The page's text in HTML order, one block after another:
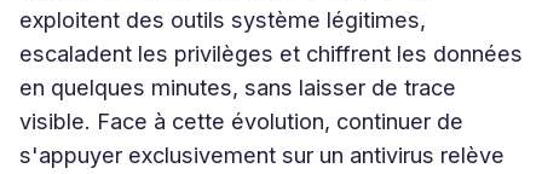
exploitent des outils système légitimes,
escaladent les privilèges et chiffrent les données
en quelques minutes, sans laisser de trace
visible. Face à cette évolution, continuer de
s'appuyer exclusivement sur un antivirus relève